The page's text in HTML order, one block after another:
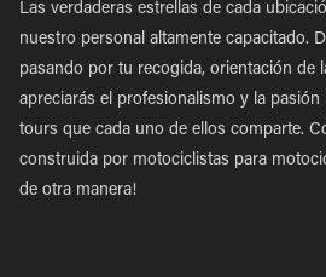
Las verdaderas estrellas de cada
nuestro personal altamente capacitado.
pasando por tu recogida, orientación de
apreciarás el profesionalismo y la
tours que cada uno de ellos comparte.
construida por motociclistas para
de otra manera!